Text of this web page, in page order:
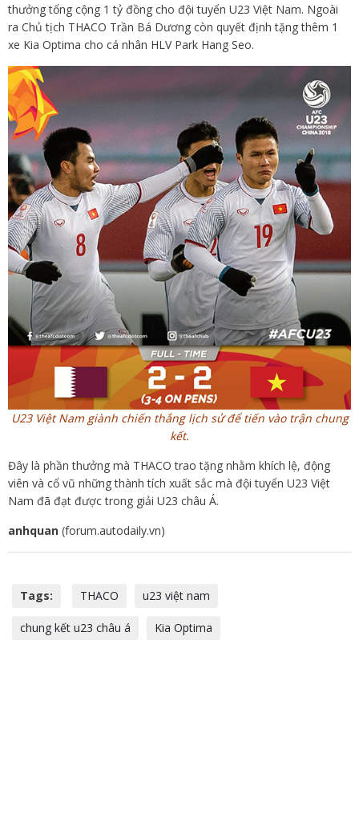
thưởng tổng cộng 1 tỷ đồng cho đội tuyển U23 Việt Nam. Ngoài
ra Chủ tịch THACO Trần Bá Dương còn quyết định tặng thêm 1
xe Kia Optima cho cá nhân HLV Park Hang Seo.
U23 Việt Nam giành chiến thắng lịch sử để tiến vào trận chung
kết.
Đây là phần thưởng mà THACO trao tặng nhằm khích lệ, động
viên và cổ vũ những thành tích xuất sắc mà đội tuyển U23 Việt
Nam đã đạt được trong giải U23 châu Á.
anhquan (forum.autodaily.vn)
Tags: THACO u23 việt nam
chung kết u23 châu á Kia Optima